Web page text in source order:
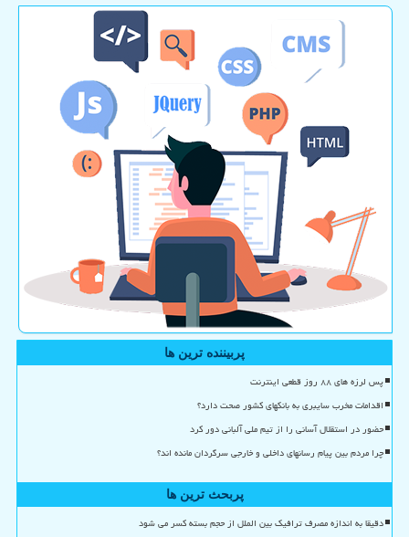
پربیننده ترین ها
پس لرزه های ۸۸ روز قطعی اینترنت
اقدامات مخرب سایبری به بانکهای کشور صحت دارد؟
حضور در استقلال آسانی را از تیم ملی آلبانی دور کرد
چرا مردم بین پیام رسانهای داخلی و خارجی سرگردان مانده اند؟
پربحث ترین ها
دقیقا به اندازه مصرف ترافیک بین الملل از حجم بسته کسر می شود